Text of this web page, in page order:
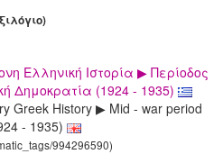
Ελληνική Ιστορία ▶ Περίοδος
Δημοκρατία (1924 - 1935)
Greek History ▶ Mid - war period
- 1935)
994296590)